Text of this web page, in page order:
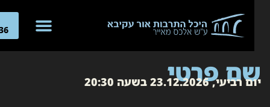
פרטי23.12.2026 בשעה 20:30